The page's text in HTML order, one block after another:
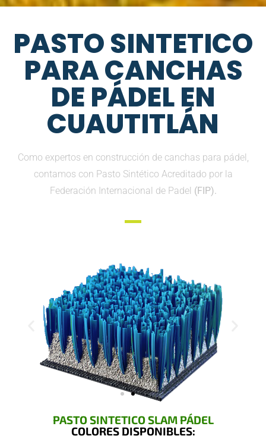
PASTO SINTETICO
PARA CANCHAS
DE PÁDEL EN
CUAUTITLÁN
Como expertos en construcción de canchas para pádel,
contamos con Pasto Sintético Acreditado por la
Federación Internacional de Padel (FIP).
PASTO SINTETICO SLAM PÁDEL
COLORES DISPONIBLES: